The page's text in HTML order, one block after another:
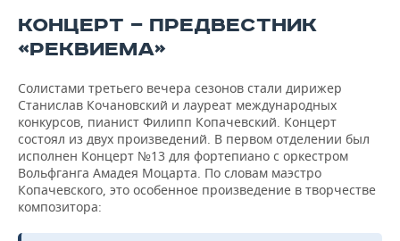
КОНЦЕРТ — ПРЕДВЕСТНИК
«РЕКВИЕМА»
Солистами третьего вечера сезонов стали дирижер
Станислав Кочановский и лауреат международных
конкурсов, пианист Филипп Копачевский. Концерт
состоял из двух произведений. В первом отделении был
исполнен Концерт №13 для фортепиано с оркестром
Вольфганга Амадея Моцарта. По словам маэстро
Копачевского, это особенное произведение в творчестве
композитора: